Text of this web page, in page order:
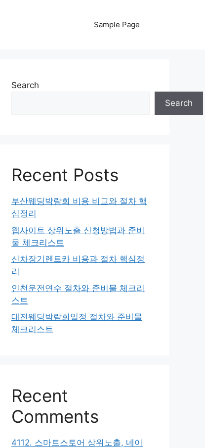
Sample Page
Search
Search
Recent Posts
부산웨딩박람회 비용 비교와 절차 핵
심정리
웹사이트 상위노출 신청방법과 준비
물 체크리스트
신차장기렌트카 비용과 절차 핵심정
리
인천운전연수 절차와 준비물 체크리
스트
대전웨딩박람회일정 절차와 준비물
체크리스트
Recent
Comments
4112. 스마트스토어 상위노출, 네이